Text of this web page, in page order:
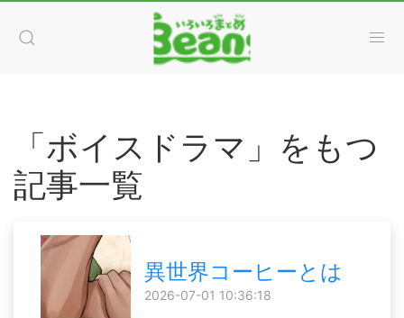
「ボイスドラマ」をもつ
記事一覧
異世界コーヒーとは
2026-07-01 10:36:18